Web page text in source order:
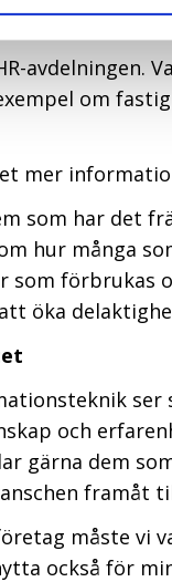
och inte till
avdelningen.
om
mer
som har det
hur många
som förbrukas
öka
ser
och
gärna dem
framåt
måste vi
också för